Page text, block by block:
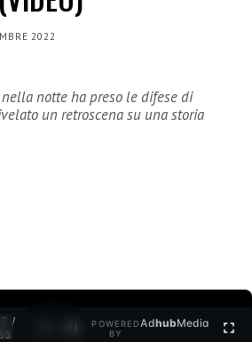
2022
notte ha preso le difese di
un retroscena su una storia
/
POWERED
BY
AdhubMedia